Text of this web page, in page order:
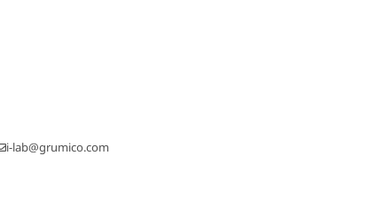
i-lab@grumico.com